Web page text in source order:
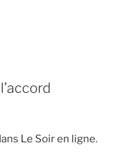
Le Soir en ligne.